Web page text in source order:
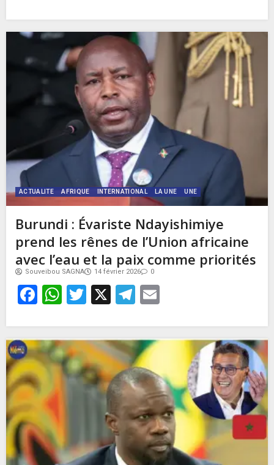
ACTUALITE AFRIQUE INTERNATIONAL LA UNE UNE
Burundi : Évariste Ndayishimiye
prend les rênes de l’Union africaine
avec l’eau et la paix comme priorités
Souveibou SAGNA 14 février 2026 0
Facebook
WhatsApp
Twitter
X Telegram